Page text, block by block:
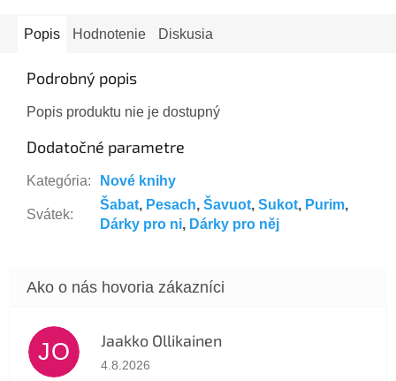
Popis Hodnotenie Diskusia
Podrobný popis
Popis produktu nie je dostupný
Dodatočné parametre
Kategória: Nové knihy
Svátek:
Šabat, Pesach, Šavuot, Sukot, Purim,
Dárky pro ni, Dárky pro něj
JO Jaakko Ollikainen
Hodnotenie obchodu je 5 z 5 hviezdičiek.
4.8.2026